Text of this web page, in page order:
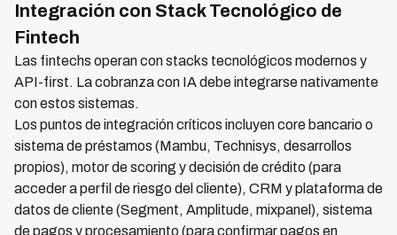
Integración con Stack Tecnológico de
Fintech
Las fintechs operan con stacks tecnológicos modernos y
API-first. La cobranza con IA debe integrarse nativamente
con estos sistemas.
Los puntos de integración críticos incluyen core bancario o
sistema de préstamos (Mambu, Technisys, desarrollos
propios), motor de scoring y decisión de crédito (para
acceder a perfil de riesgo del cliente), CRM y plataforma de
datos de cliente (Segment, Amplitude, mixpanel), sistema
de pagos y procesamiento (para confirmar pagos en